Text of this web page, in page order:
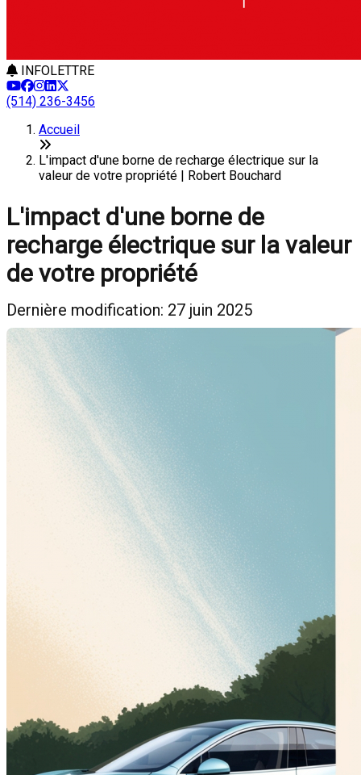
INFOLETTRE
(514) 236-3456
Accueil
L'impact d'une borne de recharge électrique sur la
valeur de votre propriété | Robert Bouchard
L'impact d'une borne de
recharge électrique sur la valeur
de votre propriété
Dernière modification: 27 juin 2025